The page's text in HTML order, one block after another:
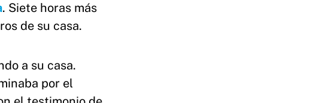
. Siete horas más
de su casa.
a su casa.
por el